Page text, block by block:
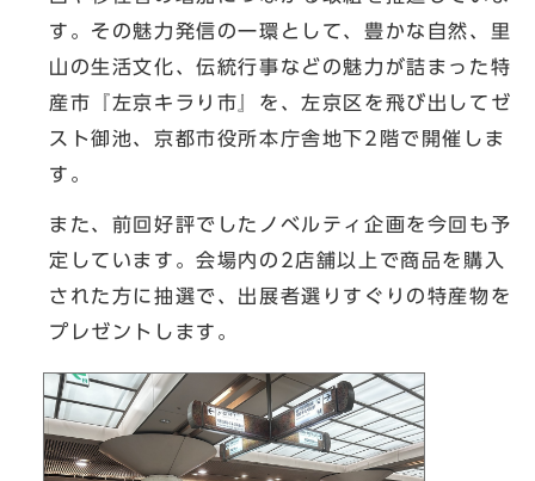
す。その魅力発信の一環として、豊かな自然、里
山の生活文化、伝統行事などの魅力が詰まった特
産市『左京キラり市』を、左京区を飛び出してゼ
スト御池、京都市役所本庁舎地下2階で開催しま
す。
また、前回好評でしたノベルティ企画を今回も予
定しています。会場内の2店舗以上で商品を購入
された方に抽選で、出展者選りすぐりの特産物を
プレゼントします。